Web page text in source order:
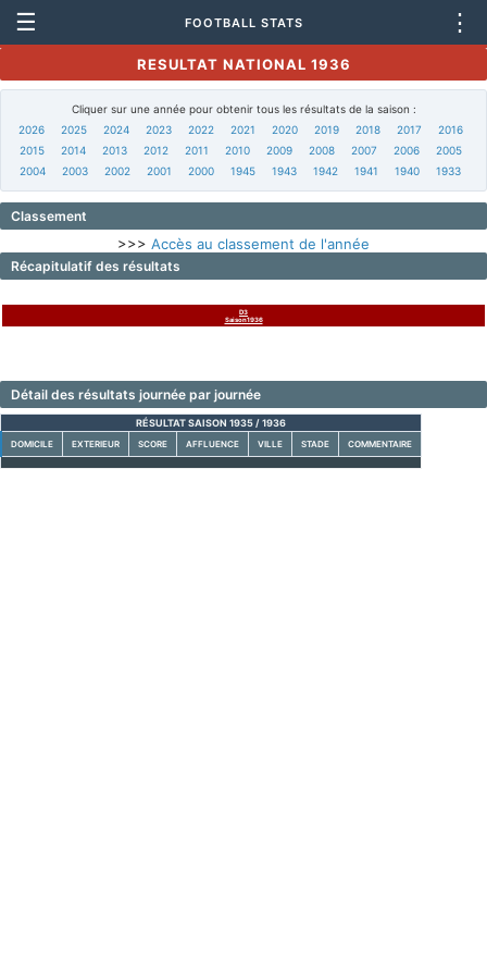
☰ FOOTBALL STATS ⋮
RESULTAT NATIONAL 1936
Cliquer sur une année pour obtenir tous les résultats de la saison :
2026
2025 2024 2023 2022 2021 2020 2019 2018 2017
2016
2015
2014 2013 2012 2011 2010 2009 2008 2007 2006
2005
2004
2003 2002 2001 2000 1945 1943 1942 1941 1940 1933
Classement
>>> Accès au classement de l'année
Récapitulatif des résultats
D3
Saison1936
Détail des résultats journée par journée
RÉSULTAT SAISON 1935 / 1936
DOMICILE EXTERIEUR SCORE AFFLUENCE VILLE STADE COMMENTAIRE